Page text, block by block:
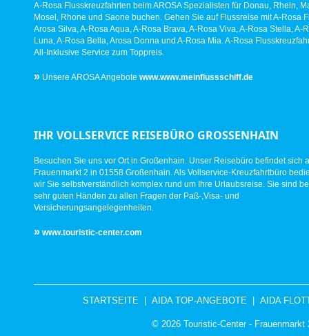
A-Rosa Flusskreuzfahrten beim AROSA Spezialisten für Donau, Rhein,
Mosel, Rhone und Saone buchen. Gehen Sie auf Flussreise mit A-Rosa
Arosa Silva, A-Rosa Aqua, A-Rosa Brava, A-Rosa Viva, A-Rosa Stella, A-
Luna, A-Rosa Bella, Arosa Donna und A-Rosa Mia. A-Rosa
All-Inklusive Service zum Toppreis.
» Unsere AROSA Angebote www.www.meinflussschiff.de
IHR VOLLSERVICE REISEBÜRO GROSSENHAIN
Besuchen Sie uns vor Ort in Großenhain. Unser Reisebüro befindet sich
Frauenmarkt 2 in 01558 Großenhain. Als Vollservice-Kreuzfahrtbüro
wir Sie selbstverständlich komplex rund um Ihre Urlaubsreise. Sie sind
sehr guten Händen zu allen Fragen der Paß-,Visa- und
Versicherungsangelegenheiten.
» www.touristic-center.com
STARTSEITE| AIDA TOP-ANGEBOTE| AIDA
© 2026 Touristic-Center -